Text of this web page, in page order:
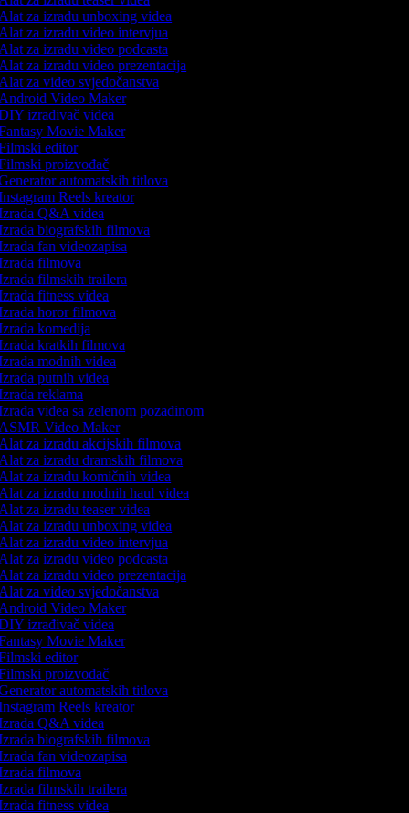
za izradu unboxing videa
za izradu video intervjua
za izradu video podcasta
za izradu video prezentacija
za video svjedočanstva
Video Maker
izrađivač videa
Movie Maker
editor
proizvođač
automatskih titlova
Reels kreator
Q&A videa
biografskih filmova
fan videozapisa
filmova
filmskih trailera
fitness videa
horor filmova
komedija
kratkih filmova
modnih videa
putnih videa
reklama
videa sa zelenom pozadinom
Video Maker
za izradu akcijskih filmova
za izradu dramskih filmova
za izradu komičnih videa
za izradu modnih haul videa
za izradu teaser videa
za izradu unboxing videa
za izradu video intervjua
za izradu video podcasta
za izradu video prezentacija
za video svjedočanstva
Video Maker
izrađivač videa
Movie Maker
editor
proizvođač
automatskih titlova
Reels kreator
Q&A videa
biografskih filmova
fan videozapisa
filmova
filmskih trailera
fitness videa